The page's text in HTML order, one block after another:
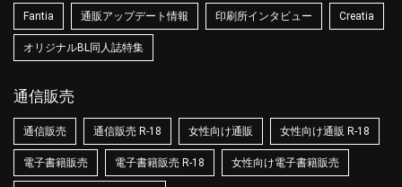
Fantia 通販アップデート情報 印刷所インタビュー Creatia
オリジナルBL同人誌特集
通信販売
通信販売 通信販売 R-18 女性向け通販 女性向け通販 R-18
電子書籍販売 電子書籍販売 R-18 女性向け電子書籍販売